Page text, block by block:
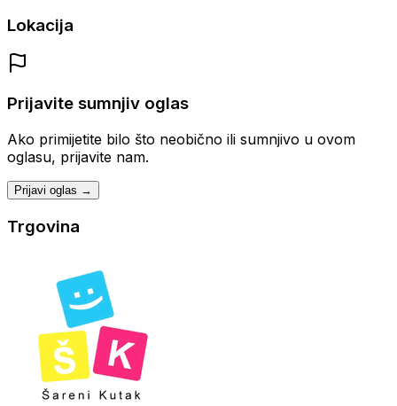
Lokacija
Prijavite sumnjiv oglas
Ako primijetite bilo što neobično ili sumnjivo u ovom
oglasu, prijavite nam.
Prijavi oglas →
Trgovina